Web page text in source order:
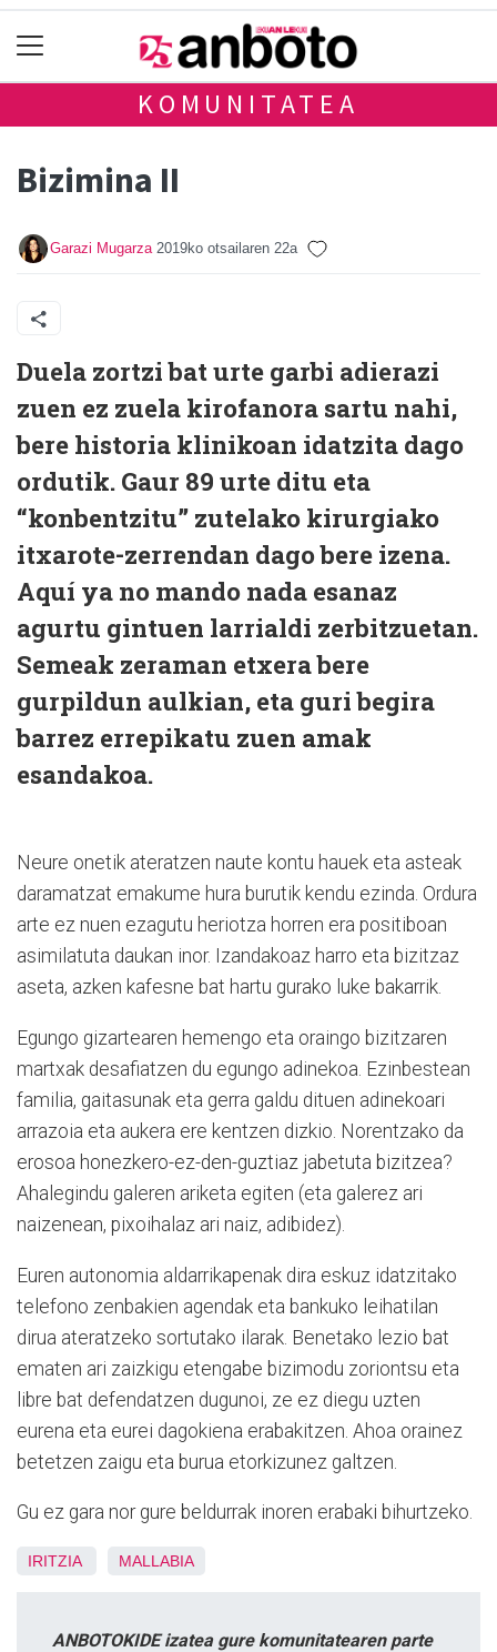
KOMUNITATEA
Bizimina II
Garazi Mugarza 2019ko otsailaren 22a
Duela zortzi bat urte garbi adierazi
zuen ez zuela kirofanora sartu nahi,
bere historia klinikoan idatzita dago
ordutik. Gaur 89 urte ditu eta
“konbentzitu” zutelako kirurgiako
itxarote-zerrendan dago bere izena.
Aquí ya no mando nada esanaz
agurtu gintuen larrialdi zerbitzuetan.
Semeak zeraman etxera bere
gurpildun aulkian, eta guri begira
barrez errepikatu zuen amak
esandakoa.
Neure onetik ateratzen naute kontu hauek eta asteak
daramatzat emakume hura burutik kendu ezinda. Ordura
arte ez nuen ezagutu heriotza horren era positiboan
asimilatuta daukan inor. Izandakoaz harro eta bizitzaz
aseta, azken kafesne bat hartu gurako luke bakarrik.
Egungo gizartearen hemengo eta oraingo bizitzaren
martxak desafiatzen du egungo adinekoa. Ezinbestean
familia, gaitasunak eta gerra galdu dituen adinekoari
arrazoia eta aukera ere kentzen dizkio. Norentzako da
erosoa honezkero-ez-den-guztiaz jabetuta bizitzea?
Ahalegindu galeren ariketa egiten (eta galerez ari
naizenean, pixoihalaz ari naiz, adibidez).
Euren autonomia aldarrikapenak dira eskuz idatzitako
telefono zenbakien agendak eta bankuko leihatilan
dirua ateratzeko sortutako ilarak. Benetako lezio bat
ematen ari zaizkigu etengabe bizimodu zoriontsu eta
libre bat defendatzen dugunoi, ze ez diegu uzten
eurena eta eurei dagokiena erabakitzen. Ahoa orainez
betetzen zaigu eta burua etorkizunez galtzen.
Gu ez gara nor gure beldurrak inoren erabaki bihurtzeko.
IRITZIA MALLABIA
ANBOTOKIDE izatea gure komunitatearen parte